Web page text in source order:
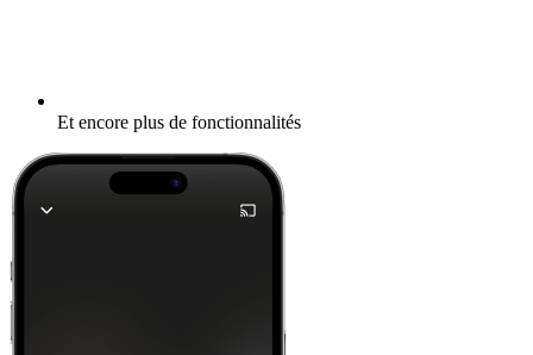
Et encore plus de fonctionnalités